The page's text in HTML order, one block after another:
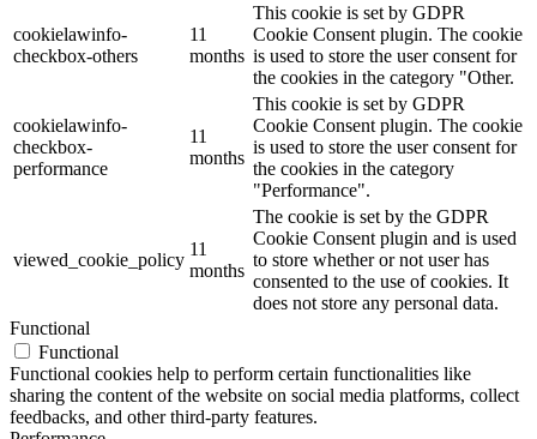
cookielawinfo-
checkbox-others
11
months
This cookie is set by GDPR
Cookie Consent plugin. The cookie
is used to store the user consent for
the cookies in the category "Other.
cookielawinfo-
checkbox-
performance
11
months
This cookie is set by GDPR
Cookie Consent plugin. The cookie
is used to store the user consent for
the cookies in the category
"Performance".
viewed_cookie_policy
11
months
The cookie is set by the GDPR
Cookie Consent plugin and is used
to store whether or not user has
consented to the use of cookies. It
does not store any personal data.
Functional
Functional
Functional cookies help to perform certain functionalities like
sharing the content of the website on social media platforms, collect
feedbacks, and other third-party features.